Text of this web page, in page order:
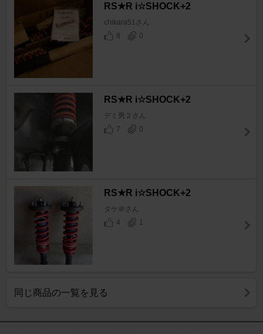
RS★R i☆SHOCK+2
chikara51さん
8
0
RS★R i☆SHOCK+2
デミ男２さん
7
0
RS★R i☆SHOCK+2
タケ＠さん
4
1
同じ商品の一覧を見る